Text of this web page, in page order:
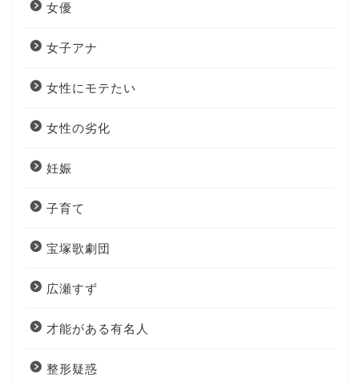
女優
女子アナ
女性にモテたい
女性の劣化
妊娠
子育て
宝塚歌劇団
広瀬すず
才能がある有名人
整形疑惑